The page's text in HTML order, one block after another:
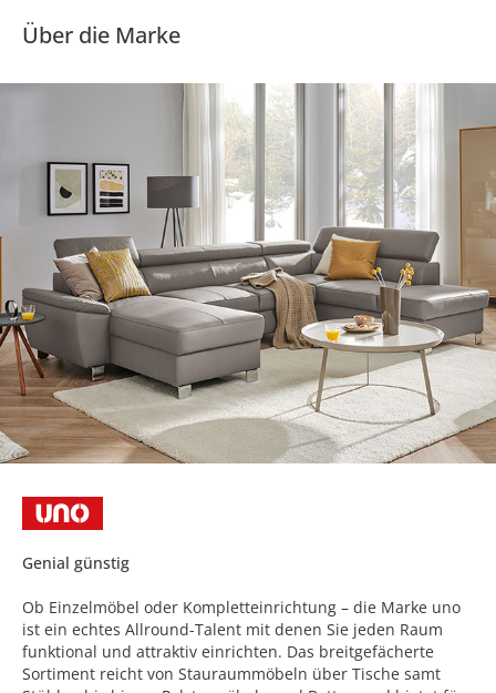
Über die Marke
Genial günstig
Ob Einzelmöbel oder Kompletteinrichtung – die Marke uno
ist ein echtes Allround-Talent mit denen Sie jeden Raum
funktional und attraktiv einrichten. Das breitgefächerte
Sortiment reicht von Stauraummöbeln über Tische samt